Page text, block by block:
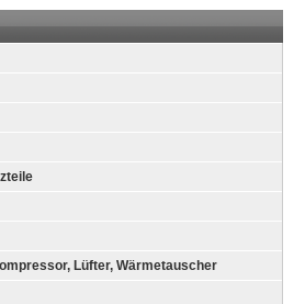
Lüfter, Wärmetauscher